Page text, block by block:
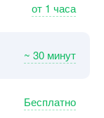
от 1 часа
~ 30 минут
Бесплатно